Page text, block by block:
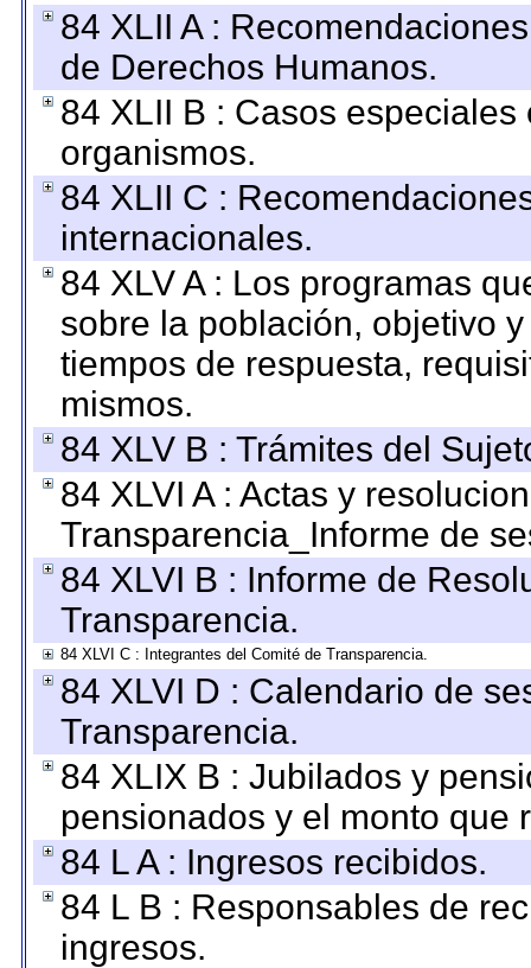
84 XLII A :
de Derechos Humanos.
84 XLII B : Casos
organismos.
84 XLII C :
internacionales.
84 XLV A : Los programas
sobre la población, objetivo
tiempos de respuesta,
mismos.
84 XLV B : Trámites del
84 XLVI A : Actas y
Transparencia_Informe de
84 XLVI B : Informe de
Transparencia.
84 XLVI C : Integrantes del Comité de Transparencia.
84 XLVI D : Calendario de
Transparencia.
84 XLIX B : Jubilados y
pensionados y el monto que
84 L A : Ingresos recibidos.
84 L B : Responsables de
ingresos.